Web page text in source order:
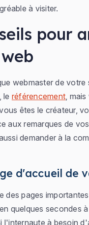
à visiter.
pour
webmaster de
le référencement ,
êtes le créateur,
aux remarques de
demander à la
d'accueil de
des pages
quelques secondes
l'internaute à besoin